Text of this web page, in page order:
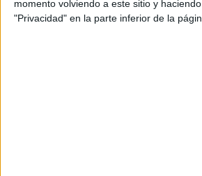
momento volviendo a este sitio y
"Privacidad" en la parte inferior de la
Buscar